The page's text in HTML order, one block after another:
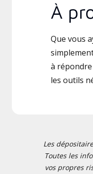
À
Que vous
à
les outils
Les
Toutes les
vos propres